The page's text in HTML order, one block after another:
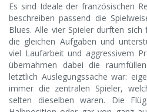
Es sind Ideale der französischen
beschreiben passend die
Blues. Alle vier Spieler durften
die gleichen Aufgaben und
viel Laufarbeit und aggressivem
übernahmen dabei die
letztlich Auslegungssache war:
immer die zentralen Spieler,
selten dieselben waren. Die